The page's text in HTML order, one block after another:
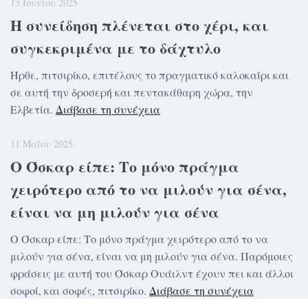
Η συνείδηση πλένεται στο χέρι, και
συγκεκριμένα με το δάχτυλο
Ήρθε, πιτσιρίκο, επιτέλους το πραγματικό καλοκαίρι και
σε αυτή την δροσερή και πεντακάθαρη χώρα, την
Ελβετία. Διάβασε τη συνέχεια
11 Μαΐου 2025
Ο Όσκαρ είπε: Το μόνο πράγμα
χειρότερο από το να μιλούν για σένα,
είναι να μη μιλούν για σένα
Ο Όσκαρ είπε: Το μόνο πράγμα χειρότερο από το να
μιλούν για σένα, είναι να μη μιλούν για σένα. Παρόμοιες
φράσεις με αυτή του Όσκαρ Ουάιλντ έχουν πει και άλλοι
σοφοί, και σοφές, πιτσιρίκο. Διάβασε τη συνέχεια